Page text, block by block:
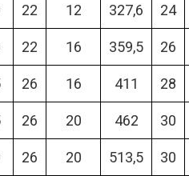
22 12 327,6 24
22 16 359,5 26
26 16 411 28
26 20 462 30
26 20 513,5 30